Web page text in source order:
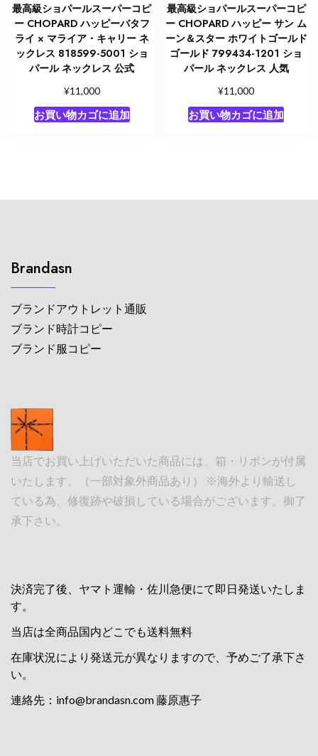
最高級ショパールスーパーコピ
ー CHOPARD ハッピーバタフ
ライ × マライア・キャリー ネ
ックレス 818599-5001 ショ
パール ネックレス 公式
¥11,000
お買い物カゴに追加
最高級ショパールスーパーコピ
ー CHOPARD ハッピー サン ム
ーン＆スター ホワイトゴールド
ゴールド 799434-1201 ショ
パール ネックレス 人気
¥11,000
お買い物カゴに追加
Brandasn
ブランドアウトレット通販
ブランド時計コピー
ブランド服コピー
当店でお買い上げいただいた商品には、箱・リボンが付属
いたします。（一部対象外商品あり） ※海外より輸送し
ている為、修復跡や破損している場合がございます。御了
承下さい。
決済完了後、ヤマト運輸・佐川急便にて即日発送いたしま
す。
当店は全商品国内どこでも送料無料
在庫状況により発送元が異なりますので、予めご了承下さ
い。
連絡先： info@brandasn.com藤原惠子